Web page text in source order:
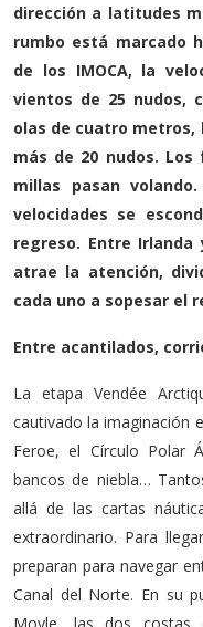
dirección a latitudes
rumbo está marcado
de los IMOCA, la
vientos de 25 nudos,
olas de cuatro
más de 20 nudos.
millas pasan
velocidades se
regreso. Entre Irlanda
atrae la atención,
cada uno a sopesar el
Entre acantilados,
La etapa Vendée
cautivado la imaginación
Feroe, el Círculo Polar
bancos de niebla…
allá de las cartas
extraordinario. Para
preparan para navegar
Canal del Norte. En su